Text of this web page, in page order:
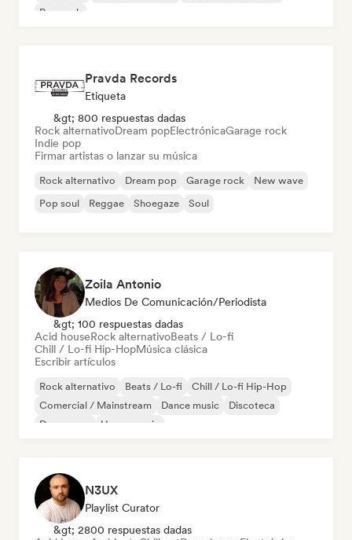
Pop rock
Pravda Records
Etiqueta
&gt; 800 respuestas dadas
Rock alternativoDream popElectrónicaGarage rock
Indie pop
Firmar artistas o lanzar su música
Rock alternativo Dream pop Garage rock
New wave
Pop soul
Reggae Shoegaze Soul
Zoila Antonio
Medios De Comunicación/Periodista
&gt; 100 respuestas dadas
Acid houseRock alternativoBeats / Lo-fi
Chill / Lo-fi Hip-HopMúsica clásica
Escribir artículos
Rock alternativo Beats / Lo-fi
Chill / Lo-fi Hip-Hop
Comercial / Mainstream
Dance music
Discoteca
Dream pop
House music
N3UX
Playlist Curator
&gt; 2800 respuestas dadas